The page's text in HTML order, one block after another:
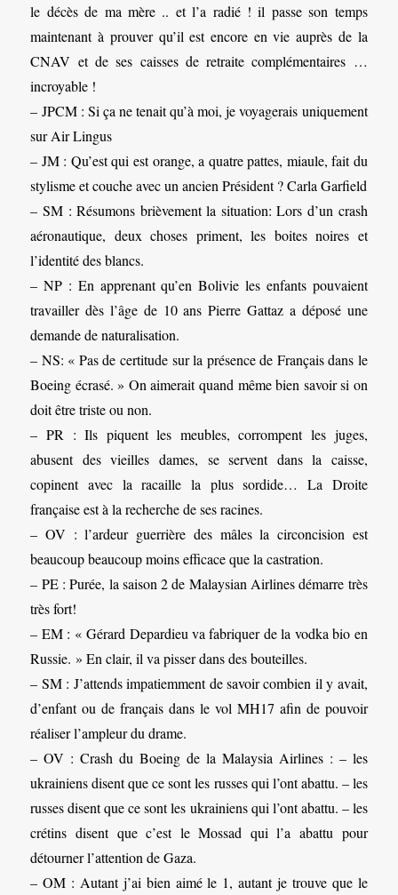
le décès de ma mère .. et l’a radié ! il passe son temps
maintenant à prouver qu’il est encore en vie auprès de la
CNAV et de ses caisses de retraite complémentaires …
incroyable !
– JPCM : Si ça ne tenait qu’à moi, je voyagerais uniquement
sur Air Lingus
– JM : Qu’est qui est orange, a quatre pattes, miaule, fait du
stylisme et couche avec un ancien Président ? Carla Garfield
– SM : Résumons brièvement la situation: Lors d’un crash
aéronautique, deux choses priment, les boites noires et
l’identité des blancs.
– NP : En apprenant qu’en Bolivie les enfants pouvaient
travailler dès l’âge de 10 ans Pierre Gattaz a déposé une
demande de naturalisation.
– NS: « Pas de certitude sur la présence de Français dans le
Boeing écrasé. » On aimerait quand même bien savoir si on
doit être triste ou non.
– PR : Ils piquent les meubles, corrompent les juges,
abusent des vieilles dames, se servent dans la caisse,
copinent avec la racaille la plus sordide… La Droite
française est à la recherche de ses racines.
– OV : l’ardeur guerrière des mâles la circoncision est
beaucoup beaucoup moins efficace que la castration.
– PE : Purée, la saison 2 de Malaysian Airlines démarre très
très fort!
– EM : « Gérard Depardieu va fabriquer de la vodka bio en
Russie. » En clair, il va pisser dans des bouteilles.
– SM : J’attends impatiemment de savoir combien il y avait,
d’enfant ou de français dans le vol MH17 afin de pouvoir
réaliser l’ampleur du drame.
– OV : Crash du Boeing de la Malaysia Airlines : – les
ukrainiens disent que ce sont les russes qui l’ont abattu. – les
russes disent que ce sont les ukrainiens qui l’ont abattu. – les
crétins disent que c’est le Mossad qui l’a abattu pour
détourner l’attention de Gaza.
– OM : Autant j’ai bien aimé le 1, autant je trouve que le